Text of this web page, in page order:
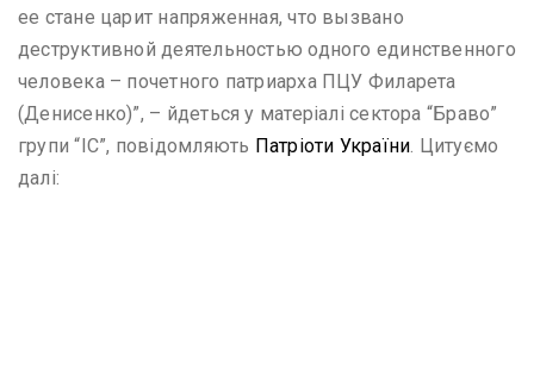
ее стане царит напряженная, что вызвано
деструктивной деятельностью одного единственного
человека – почетного патриарха ПЦУ Филарета
(Денисенко)”, – йдеться у матеріалі сектора “Браво”
групи “ІС”, повідомляють Патріоти України . Цитуємо
далі: